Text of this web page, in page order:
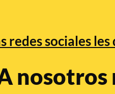
redes sociales les
nosotros
lógicas que